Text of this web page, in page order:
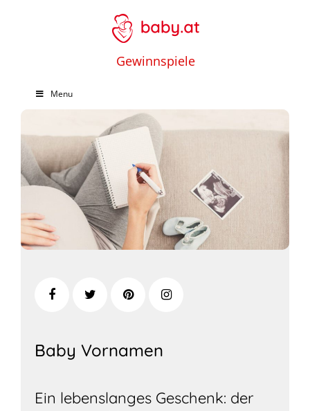
Gewinnspiele
Menu
Baby Vornamen
Ein lebenslanges Geschenk: der